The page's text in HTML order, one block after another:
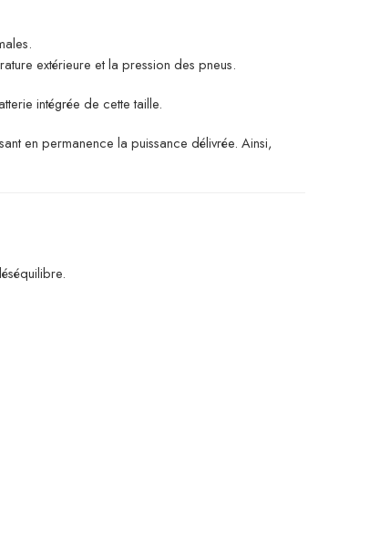
extérieure et la pression des pneus.
intégrée de cette taille.
en permanence la puissance délivrée. Ainsi,